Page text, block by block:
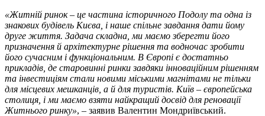
«Житній ринок – це частина історичного Подолу та одна із
знакових будівель Києва, і наше спільне завдання дати йому
друге життя. Задача складна, ми маємо зберегти його
призначення й архітектурне рішення та водночас зробити
його сучасним і функціональним. В Європі є достатньо
прикладів, де старовинні ринки завдяки інноваційним рішенням
та інвестиціям стали новими міськими магнітами не тільки
для місцевих мешканців, а й для туристів. Київ – європейська
столиця, і ми маємо взяти найкращий досвід для реновації
Житнього ринку», – заявив Валентин Мондриївський.